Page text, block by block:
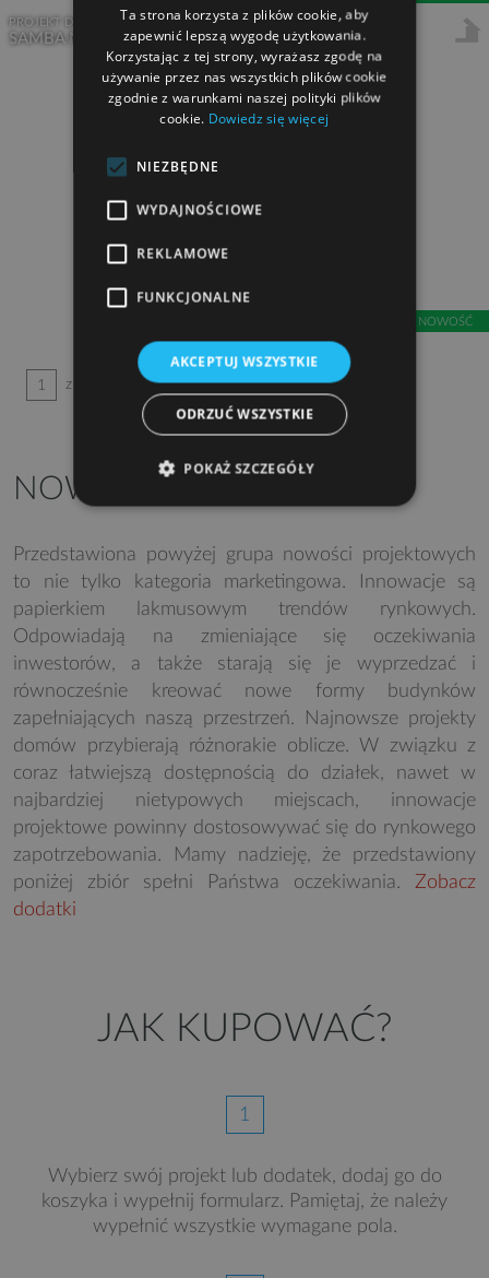
PROJEKT DOMU Z PODDASZEM
SAMBA NEW 104,35 m
NOWOŚĆ
1 z 9
NOWOŚCI PROJEKTOWE
Przedstawiona powyżej grupa nowości projektowych
to nie tylko kategoria marketingowa. Innowacje są
papierkiem lakmusowym trendów rynkowych.
Odpowiadają na zmieniające się oczekiwania
inwestorów, a także starają się je wyprzedzać i
równocześnie kreować nowe formy budynków
zapełniających naszą przestrzeń. Najnowsze projekty
domów przybierają różnorakie oblicze. W związku z
coraz łatwiejszą dostępnością do działek, nawet w
najbardziej nietypowych miejscach, innowacje
projektowe powinny dostosowywać się do rynkowego
zapotrzebowania. Mamy nadzieję, że przedstawiony
poniżej zbiór spełni Państwa oczekiwania. Zobacz
dodatki
JAK KUPOWAĆ?
1
Wybierz swój projekt lub dodatek, dodaj go do
koszyka i wypełnij formularz. Pamiętaj, że należy
wypełnić wszystkie wymagane pola.
Ta strona korzysta z plików cookie, aby
zapewnić lepszą wygodę użytkowania.
Korzystając z tej strony, wyrażasz zgodę na
używanie przez nas wszystkich plików cookie
zgodnie z warunkami naszej polityki plików
cookie. Dowiedz się więcej
NIEZBĘDNE
WYDAJNOŚCIOWE
REKLAMOWE
FUNKCJONALNE
AKCEPTUJ WSZYSTKIE
ODRZUĆ WSZYSTKIE
POKAŻ SZCZEGÓŁY